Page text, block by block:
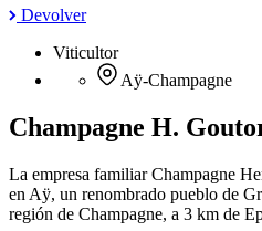
Devolver
Viticultor
Aÿ-Champagne
Champagne H.
La empresa familiar Champagne
en Aÿ, un renombrado pueblo de
región de Champagne, a 3 km de